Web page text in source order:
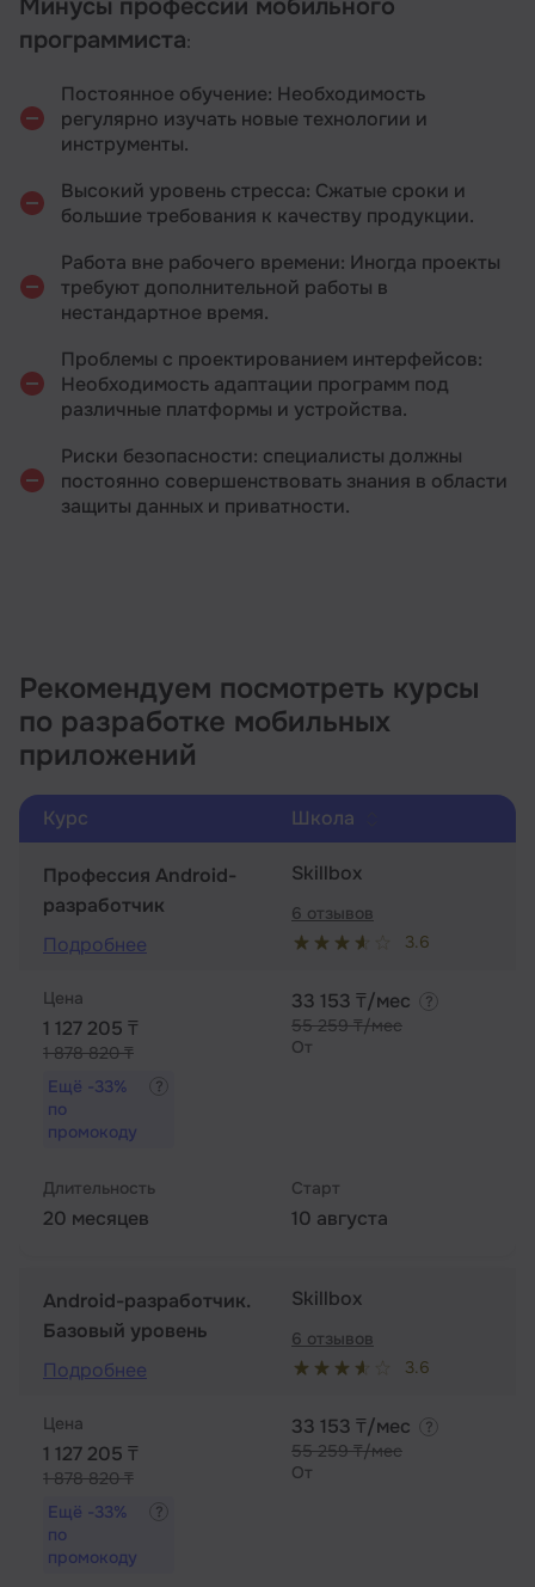
Минусы профессии мобильного
программиста:
Постоянное обучение: Необходимость
регулярно изучать новые технологии и
инструменты.
Высокий уровень стресса: Сжатые сроки и
большие требования к качеству продукции.
Работа вне рабочего времени: Иногда проекты
требуют дополнительной работы в
нестандартное время.
Проблемы с проектированием интерфейсов:
Необходимость адаптации программ под
различные платформы и устройства.
Риски безопасности: специалисты должны
постоянно совершенствовать знания в области
защиты данных и приватности.
Рекомендуем посмотреть курсы
по разработке мобильных
приложений
Курс Школа
Профессия Android-
разработчик
Подробнее
Skillbox
3.6
6 отзывов
Цена
1 127 205 ₸
1 878 820 ₸
Ещё
-33%
по
промокоду
От
33 153 ₸/мес
55 259 ₸/мес
Длительность
20 месяцев
Старт
10 августа
Android-разработчик.
Базовый уровень
Подробнее
Skillbox
3.6
6 отзывов
Цена
1 127 205 ₸
1 878 820 ₸
Ещё
-33%
по
промокоду
От
33 153 ₸/мес
55 259 ₸/мес